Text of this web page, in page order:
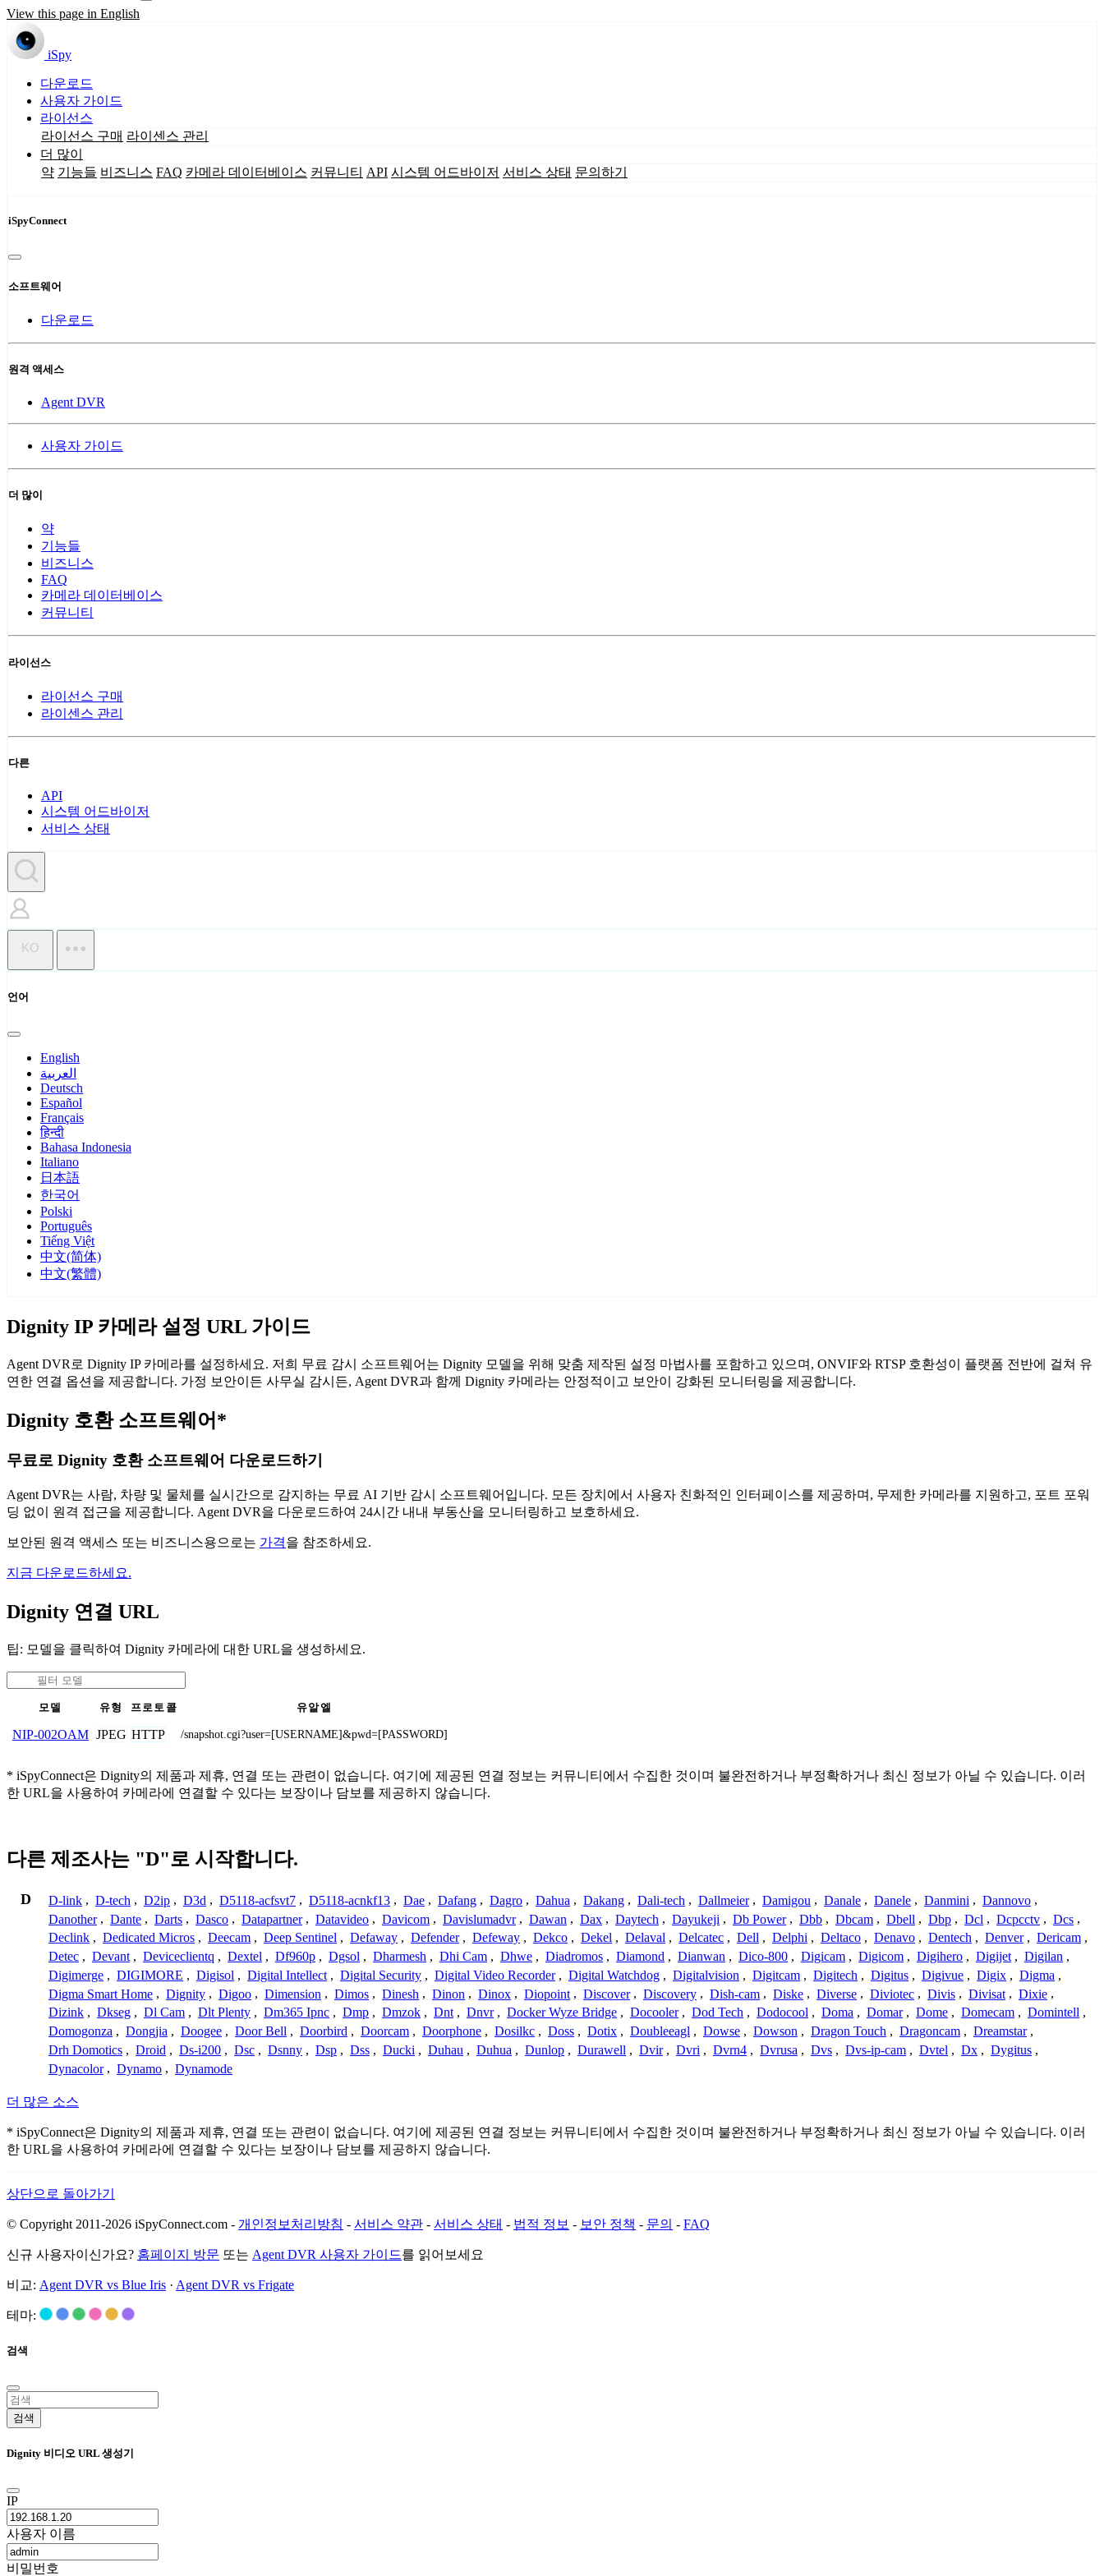
View this page in English
iSpy
다운로드
사용자 가이드
라이선스
라이선스 구매 라이센스 관리
더 많이
약 기능들 비즈니스 FAQ 카메라 데이터베이스 커뮤니티 API 시스템 어드바이저 서비스 상태 문의하기
iSpyConnect
소프트웨어
다운로드
원격 액세스
Agent DVR
사용자 가이드
더 많이
약
기능들
비즈니스
FAQ
카메라 데이터베이스
커뮤니티
라이선스
라이선스 구매
라이센스 관리
다른
API
시스템 어드바이저
서비스 상태
KO
언어
English
العربية
Deutsch
Español
Français
हिन्दी
Bahasa Indonesia
Italiano
日本語
한국어
Polski
Português
Tiếng Việt
中文(简体)
中文(繁體)
Dignity IP 카메라 설정 URL 가이드
Agent DVR로 Dignity IP 카메라를 설정하세요. 저희 무료 감시 소프트웨어는 Dignity 모델을 위해 맞춤 제작된 설정 마법사를 포함하고 있으며, ONVIF와 RTSP 호환성이 플랫폼 전반에 걸쳐 유
연한 연결 옵션을 제공합니다. 가정 보안이든 사무실 감시든, Agent DVR과 함께 Dignity 카메라는 안정적이고 보안이 강화된 모니터링을 제공합니다.
Dignity 호환 소프트웨어*
무료로 Dignity 호환 소프트웨어 다운로드하기
Agent DVR는 사람, 차량 및 물체를 실시간으로 감지하는 무료 AI 기반 감시 소프트웨어입니다. 모든 장치에서 사용자 친화적인 인터페이스를 제공하며, 무제한 카메라를 지원하고, 포트 포워
딩 없이 원격 접근을 제공합니다. Agent DVR을 다운로드하여 24시간 내내 부동산을 모니터링하고 보호하세요.
보안된 원격 액세스 또는 비즈니스용으로는 가격을 참조하세요.
지금 다운로드하세요.
Dignity 연결 URL
팁: 모델을 클릭하여 Dignity 카메라에 대한 URL을 생성하세요.
모델 유형 프로토콜 유알엘
NIP-002OAM JPEG HTTP /snapshot.cgi?user=[USERNAME]&pwd=[PASSWORD]
* iSpyConnect은 Dignity의 제품과 제휴, 연결 또는 관련이 없습니다. 여기에 제공된 연결 정보는 커뮤니티에서 수집한 것이며 불완전하거나 부정확하거나 최신 정보가 아닐 수 있습니다. 이러
한 URL을 사용하여 카메라에 연결할 수 있다는 보장이나 담보를 제공하지 않습니다.
다른 제조사는 "D"로 시작합니다.
D D-link , D-tech , D2ip , D3d , D5118-acfsvt7 , D5118-acnkf13 , Dae , Dafang , Dagro , Dahua , Dakang , Dali-tech , Dallmeier , Damigou , Danale , Danele , Danmini , Dannovo ,
Danother , Dante , Darts , Dasco , Datapartner , Datavideo , Davicom , Davislumadvr , Dawan , Dax , Daytech , Dayukeji , Db Power , Dbb , Dbcam , Dbell , Dbp , Dcl , Dcpcctv , Dcs ,
Declink , Dedicated Micros , Deecam , Deep Sentinel , Defaway , Defender , Defeway , Dekco , Dekel , Delaval , Delcatec , Dell , Delphi , Deltaco , Denavo , Dentech , Denver , Dericam ,
Detec , Devant , Deviceclientq , Dextel , Df960p , Dgsol , Dharmesh , Dhi Cam , Dhwe , Diadromos , Diamond , Dianwan , Dico-800 , Digicam , Digicom , Digihero , Digijet , Digilan ,
Digimerge , DIGIMORE , Digisol , Digital Intellect , Digital Security , Digital Video Recorder , Digital Watchdog , Digitalvision , Digitcam , Digitech , Digitus , Digivue , Digix , Digma ,
Digma Smart Home , Dignity , Digoo , Dimension , Dimos , Dinesh , Dinon , Dinox , Diopoint , Discover , Discovery , Dish-cam , Diske , Diverse , Diviotec , Divis , Divisat , Dixie ,
Dizink , Dkseg , Dl Cam , Dlt Plenty , Dm365 Ipnc , Dmp , Dmzok , Dnt , Dnvr , Docker Wyze Bridge , Docooler , Dod Tech , Dodocool , Doma , Domar , Dome , Domecam , Domintell ,
Domogonza , Dongjia , Doogee , Door Bell , Doorbird , Doorcam , Doorphone , Dosilkc , Doss , Dotix , Doubleeagl , Dowse , Dowson , Dragon Touch , Dragoncam , Dreamstar ,
Drh Domotics , Droid , Ds-i200 , Dsc , Dsnny , Dsp , Dss , Ducki , Duhau , Duhua , Dunlop , Durawell , Dvir , Dvri , Dvrn4 , Dvrusa , Dvs , Dvs-ip-cam , Dvtel , Dx , Dygitus ,
Dynacolor , Dynamo , Dynamode
더 많은 소스
* iSpyConnect은 Dignity의 제품과 제휴, 연결 또는 관련이 없습니다. 여기에 제공된 연결 정보는 커뮤니티에서 수집한 것이며 불완전하거나 부정확하거나 최신 정보가 아닐 수 있습니다. 이러
한 URL을 사용하여 카메라에 연결할 수 있다는 보장이나 담보를 제공하지 않습니다.
상단으로 돌아가기
© Copyright 2011-2026 iSpyConnect.com - 개인정보처리방침 - 서비스 약관 - 서비스 상태 - 법적 정보 - 보안 정책 - 문의 - FAQ
신규 사용자이신가요? 홈페이지 방문 또는 Agent DVR 사용자 가이드를 읽어보세요
비교: Agent DVR vs Blue Iris · Agent DVR vs Frigate
테마:
검색
검색
Dignity 비디오 URL 생성기
IP
사용자 이름
비밀번호